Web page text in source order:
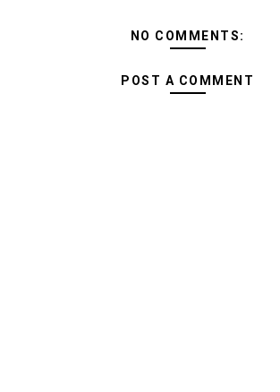
NO COMMENTS:
POST A COMMENT